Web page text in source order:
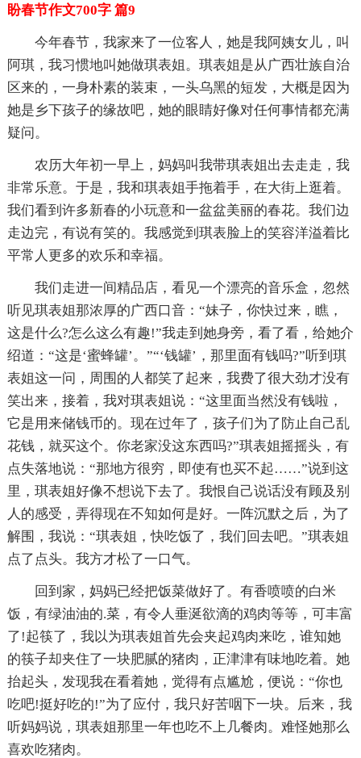
盼春节作文700字 篇9
今年春节，我家来了一位客人，她是我阿姨女儿，叫
阿琪，我习惯地叫她做琪表姐。琪表姐是从广西壮族自治
区来的，一身朴素的装束，一头乌黑的短发，大概是因为
她是乡下孩子的缘故吧，她的眼睛好像对任何事情都充满
疑问。
农历大年初一早上，妈妈叫我带琪表姐出去走走，我
非常乐意。于是，我和琪表姐手拖着手，在大街上逛着。
我们看到许多新春的小玩意和一盆盆美丽的春花。我们边
走边完，有说有笑的。我感觉到琪表脸上的笑容洋溢着比
平常人更多的欢乐和幸福。
我们走进一间精品店，看见一个漂亮的音乐盒，忽然
听见琪表姐那浓厚的广西口音：“妹子，你快过来，瞧，
这是什么?怎么这么有趣!”我走到她身旁，看了看，给她介
绍道：“这是‘蜜蜂罐’。”“‘钱罐’，那里面有钱吗?”听到琪
表姐这一问，周围的人都笑了起来，我费了很大劲才没有
笑出来，接着，我对琪表姐说：“这里面当然没有钱啦，
它是用来储钱币的。现在过年了，孩子们为了防止自己乱
花钱，就买这个。你老家没这东西吗?”琪表姐摇摇头，有
点失落地说：“那地方很穷，即使有也买不起……”说到这
里，琪表姐好像不想说下去了。我恨自己说话没有顾及别
人的感受，弄得现在不知如何是好。一阵沉默之后，为了
解围，我说：“琪表姐，快吃饭了，我们回去吧。”琪表姐
点了点头。我方才松了一口气。
回到家，妈妈已经把饭菜做好了。有香喷喷的白米
饭，有绿油油的.菜，有令人垂涎欲滴的鸡肉等等，可丰富
了!起筷了，我以为琪表姐首先会夹起鸡肉来吃，谁知她
的筷子却夹住了一块肥腻的猪肉，正津津有味地吃着。她
抬起头，发现我在看着她，觉得有点尴尬，便说：“你也
吃吧!挺好吃的!”为了应付，我只好苦咽下一块。后来，我
听妈妈说，琪表姐那里一年也吃不上几餐肉。难怪她那么
喜欢吃猪肉。